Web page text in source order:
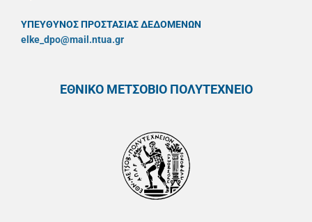
ΥΠΕΥΘYΝΟΣ ΠΡΟΣΤΑΣΙΑΣ ΔΕΔΟΜΕΝΩΝ
elke_dpo@mail.ntua.gr
ΕΘΝΙΚΟ ΜΕΤΣΟΒΙΟ ΠΟΛΥΤΕΧΝΕΙΟ